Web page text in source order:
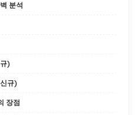
분석
)
규)
장점